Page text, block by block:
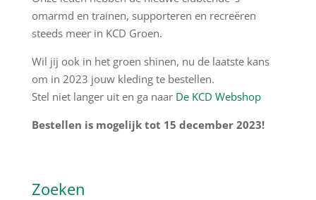
omarmd en trainen, supporteren en recreëren
steeds meer in KCD Groen.
Wil jij ook in het groen shinen, nu de laatste kans
om in 2023 jouw kleding te bestellen.
Stel niet langer uit en ga naar De KCD Webshop
Bestellen is mogelijk tot 15 december 2023!
Zoeken